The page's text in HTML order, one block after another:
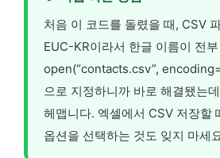
처음 이 코드를 돌렸을 때, CSV
EUC-KR이라서 한글 이름이 전
open(“contacts.csv”,
으로 지정하니까 바로 해결됐는
헤맵니다. 엑셀에서 CSV 저장할
옵션을 선택하는 것도 잊지 마세